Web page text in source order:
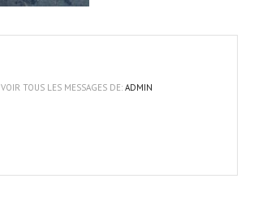
VOIR TOUS LES MESSAGES DE: ADMIN